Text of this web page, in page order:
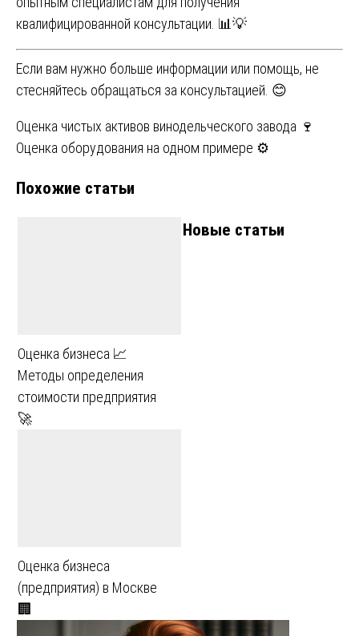
квалифицированной консультации. 📊💡
Если вам нужно больше информации или помощь, не
стесняйтесь обращаться за консультацией. 😊
Навигация
по
записям
Оценка чистых активов винодельческого завода 🍷
Оценка оборудования на одном примере ⚙️
Похожие статьи
Оценка бизнеса 📈
Методы определения
стоимости предприятия
🚀
Оценка бизнеса
(предприятия) в Москве
🏢
Новые статьи